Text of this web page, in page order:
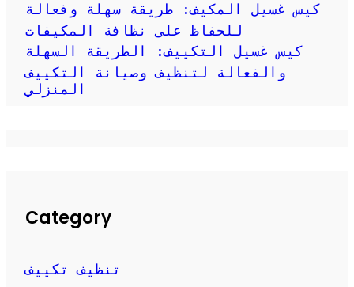
كيس غسيل المكيف: طريقة سهلة وفعالة
للحفاظ على نظافة المكيفات
كيس غسيل التكييف: الطريقة السهلة
والفعالة لتنظيف وصيانة التكييف
المنزلي
Category
تنظيف تكييف